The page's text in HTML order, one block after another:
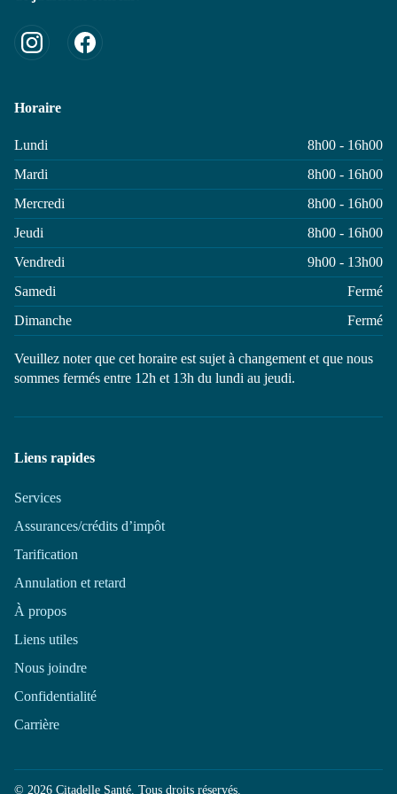
Liens rapides
Services
Assurances/crédits d’impôt
Tarification
Annulation et retard
À propos
Liens utiles
Nous joindre
Confidentialité
Carrière
Horaire
Lundi
8h00 - 16h00
Mardi
8h00 - 16h00
Mercredi
8h00 - 16h00
Jeudi
8h00 - 16h00
Vendredi
9h00 - 13h00
Samedi
Fermé
Dimanche
Fermé
Veuillez noter que cet horaire est sujet à changement et que nous
sommes fermés entre 12h et 13h du lundi au jeudi.
© 2026 Citadelle Santé. Tous droits réservés.